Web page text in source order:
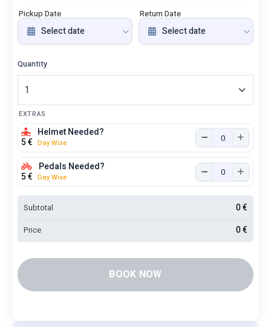
Pickup Date Return Date
Quantity
EXTRAS
Helmet Needed?
5€ Day Wise
Pedals Needed?
5€ Day Wise
Subtotal 0€
Price 0€
BOOK NOW